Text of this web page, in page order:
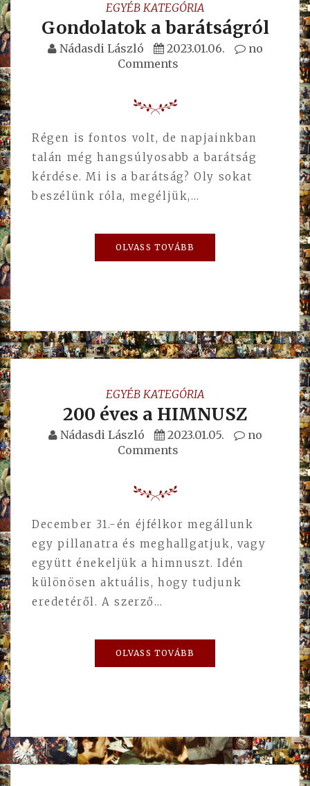
EGYÉB KATEGÓRIA
Gondolatok a barátságról
Nádasdi László 2023.01.06.
no
Comments
Régen is fontos volt, de napjainkban
talán még hangsúlyosabb a barátság
kérdése. Mi is a barátság? Oly sokat
beszélünk róla, megéljük,…
OLVASS TOVÁBB
EGYÉB KATEGÓRIA
200 éves a HIMNUSZ
Nádasdi László 2023.01.05.
no
Comments
December 31.-én éjfélkor megállunk
egy pillanatra és meghallgatjuk, vagy
együtt énekeljük a himnuszt. Idén
különösen aktuális, hogy tudjunk
eredetéről. A szerző…
OLVASS TOVÁBB